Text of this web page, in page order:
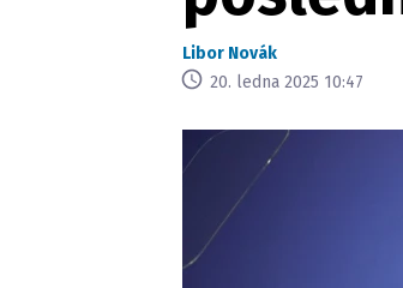
Libor Novák
20. ledna 2025 10:47